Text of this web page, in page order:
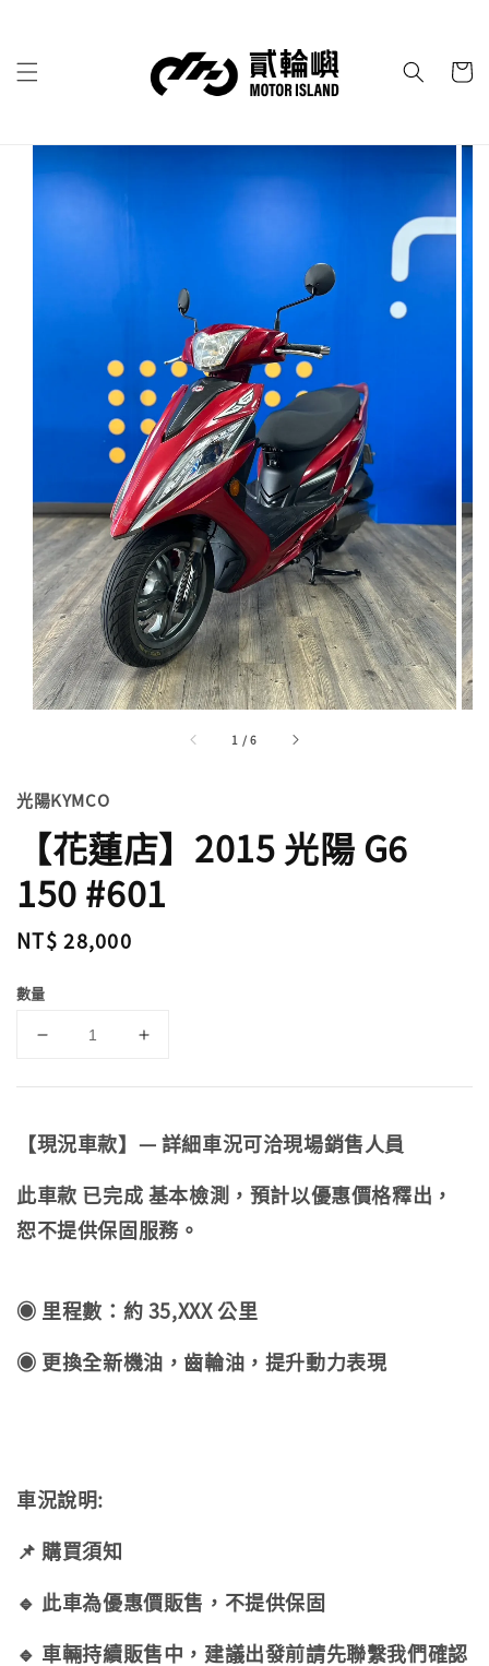
1 /6
光陽KYMCO
【花蓮店】2015 光陽 G6
150 #601
Regular
NT$ 28,000
數量
【現況車款】—詳細車況可洽現場銷售人員
此車款 已完成基本檢測，預計以優惠價格釋出，
恕不提供保固服務。
◉ 里程數：約 35,XXX公里
◉更換全新機油，齒輪油 ， 提升動力表現
車況說明:
📌 購買須知
🔹 此車為優惠價販售，不提供保固
🔹 車輛持續販售中，建議出發前請先聯繫我們確認